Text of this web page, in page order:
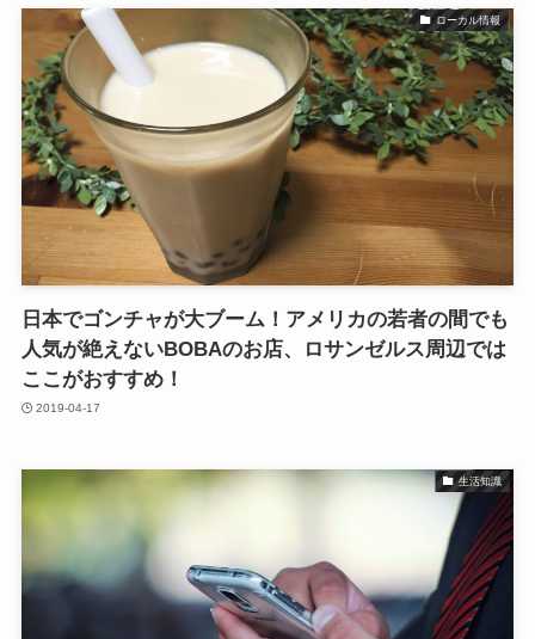
ローカル情報
日本でゴンチャが大ブーム！アメリカの若者の間でも
人気が絶えないBOBAのお店、ロサンゼルス周辺では
ここがおすすめ！
2019-04-17
生活知識